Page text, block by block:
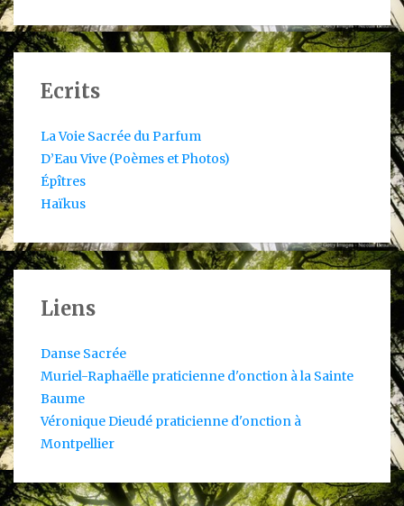
Ecrits
La Voie Sacrée du Parfum
D’Eau Vive (Poèmes et Photos)
Épîtres
Haïkus
Liens
Danse Sacrée
Muriel-Raphaëlle praticienne d'onction à la Sainte
Baume
Véronique Dieudé praticienne d'onction à
Montpellier